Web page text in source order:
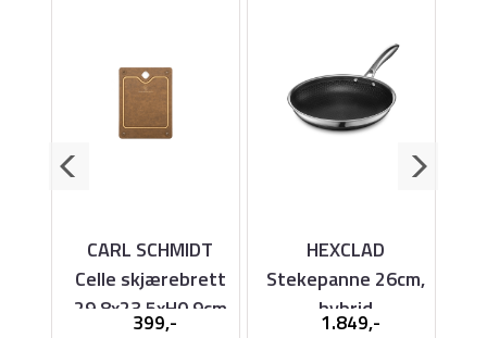
CARL SCHMIDT
Celle skjærebrett
29,8x23,5xH0,9cm
399,-
HEXCLAD
Stekepanne 26cm,
hybrid
1.849,-